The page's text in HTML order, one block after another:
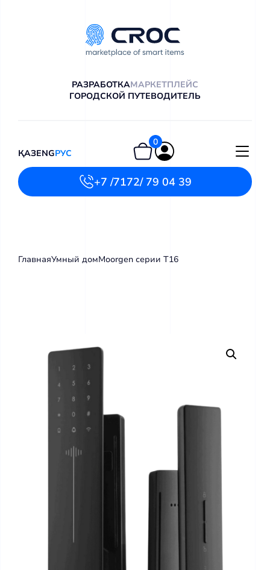
РАЗРАБОТКАМАРКЕТПЛЕЙС
ГОРОДСКОЙ ПУТЕВОДИТЕЛЬ
ҚАЗENGРУС
0
+7 /7172/ 79 04 39
ГлавнаяУмный домMoorgen серии T16